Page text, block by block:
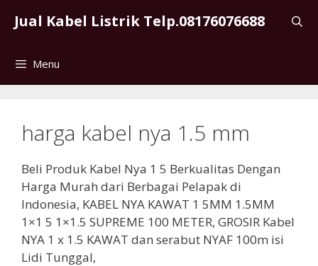
Jual Kabel Listrik Telp.08176076688
Menu
harga kabel nya 1.5 mm
Beli Produk Kabel Nya 1 5 Berkualitas Dengan
Harga Murah dari Berbagai Pelapak di
Indonesia, KABEL NYA KAWAT 1 5MM 1.5MM
1×1 5 1×1.5 SUPREME 100 METER, GROSIR Kabel
NYA 1 x 1.5 KAWAT dan serabut NYAF 100m isi
Lidi Tunggal,